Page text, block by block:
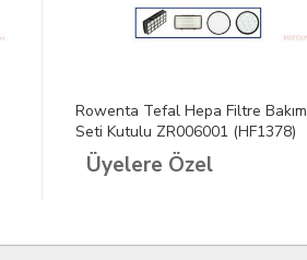
Rowenta Tefal Hepa Filtre Bakım
Seti Kutulu ZR006001 (HF1378)
Üyelere Özel